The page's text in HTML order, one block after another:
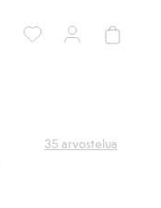
35 arvostelua